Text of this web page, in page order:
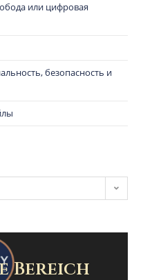
или цифровая
безопасность и
Bereich